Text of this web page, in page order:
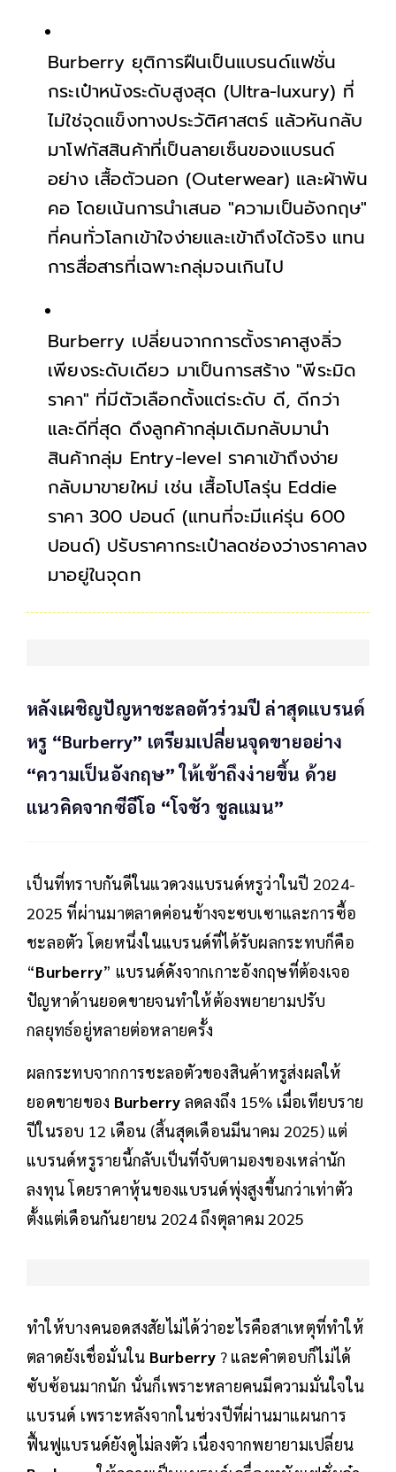
Burberry ยุติการฝืนเป็นแบรนด์แฟชั่น
กระเป๋าหนังระดับสูงสุด (Ultra-luxury) ที่
ไม่ใช่จุดแข็งทางประวัติศาสตร์ แล้วหันกลับ
มาโฟกัสสินค้าที่เป็นลายเซ็นของแบรนด์
อย่าง เสื้อตัวนอก (Outerwear) และผ้าพัน
คอ โดยเน้นการนำเสนอ "ความเป็นอังกฤษ"
ที่คนทั่วโลกเข้าใจง่ายและเข้าถึงได้จริง แทน
การสื่อสารที่เฉพาะกลุ่มจนเกินไป
Burberry เปลี่ยนจากการตั้งราคาสูงลิ่ว
เพียงระดับเดียว มาเป็นการสร้าง "พีระมิด
ราคา" ที่มีตัวเลือกตั้งแต่ระดับ ดี, ดีกว่า
และดีที่สุด ดึงลูกค้ากลุ่มเดิมกลับมานำ
สินค้ากลุ่ม Entry-level ราคาเข้าถึงง่าย
กลับมาขายใหม่ เช่น เสื้อโปโลรุ่น Eddie
ราคา 300 ปอนด์ (แทนที่จะมีแค่รุ่น 600
ปอนด์) ปรับราคากระเป๋าลดช่องว่างราคาลง
มาอยู่ในจุดที่แบรนด์แข็งแกร่งคือช่วง
หลังเผชิญปัญหาชะลอตัวร่วมปี ล่าสุดแบรนด์
หรู “Burberry” เตรียมเปลี่ยนจุดขายอย่าง
แนวคิดจากซีอีโอ “โจชัว ชูลแมน”
เป็นที่ทราบกันดีในแวดวงแบรนด์หรูว่าในปี 2024-
2025 ที่ผ่านมาตลาดค่อนข้างจะซบเซาและการซื้อ
ชะลอตัว โดยหนึ่งในแบรนด์ที่ได้รับผลกระทบก็คือ
“Burberry” แบรนด์ดังจากเกาะอังกฤษที่ต้องเจอ
ปัญหาด้านยอดขายจนทำให้ต้องพยายามปรับ
ผลกระทบจากการชะลอตัวของสินค้าหรูส่งผลให้
ยอดขายของBurberryลดลงถึง 15% เมื่อเทียบราย
ปีในรอบ 12 เดือน (สิ้นสุดเดือนมีนาคม 2025) แต่
แบรนด์หรูรายนี้กลับเป็นที่จับตามองของเหล่านัก
ทำให้บางคนอดสงสัยไม่ได้ว่าอะไรคือสาเหตุที่ทำให้
ตลาดยังเชื่อมั่นในBurberry? และคำตอบก็ไม่ได้
ซับซ้อนมากนัก นั่นก็เพราะหลายคนมีความมั่นใจใน